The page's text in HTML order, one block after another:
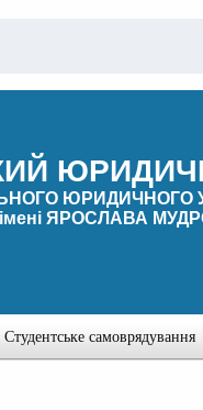
ЮРИДИЧНОГО
імені ЯРОСЛАВА
Студентське самоврядування